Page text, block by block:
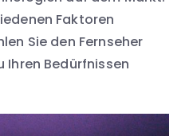
Faktoren
Sie den Fernseher
Ihren Bedürfnissen